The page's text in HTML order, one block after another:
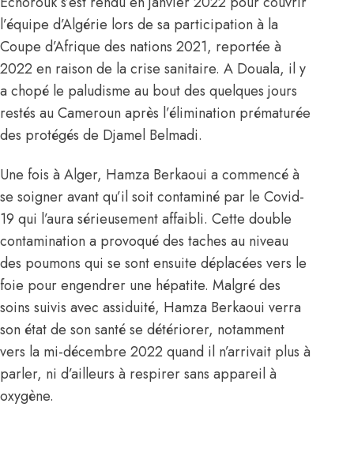
l’équipe d’Algérie lors de sa participation à la
Coupe d’Afrique des nations 2021, reportée à
2022 en raison de la crise sanitaire. A Douala, il y
a chopé le paludisme au bout des quelques jours
restés au Cameroun après l’élimination prématurée
des protégés de Djamel Belmadi.
Une fois à Alger, Hamza Berkaoui a commencé à
se soigner avant qu’il soit contaminé par le Covid-
19 qui l’aura sérieusement affaibli. Cette double
contamination a provoqué des taches au niveau
des poumons qui se sont ensuite déplacées vers le
foie pour engendrer une hépatite. Malgré des
soins suivis avec assiduité, Hamza Berkaoui verra
son état de son santé se détériorer, notamment
vers la mi-décembre 2022 quand il n’arrivait plus à
parler, ni d’ailleurs à respirer sans appareil à
oxygène.